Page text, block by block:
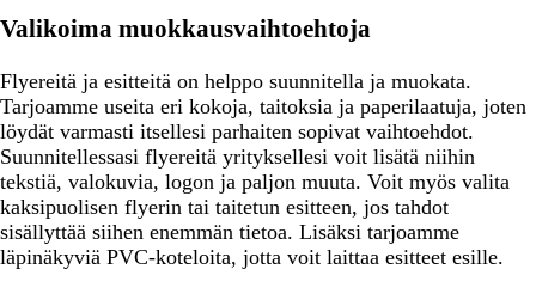
Valikoima muokkausvaihtoehtoja
Flyereitä ja esitteitä on helppo suunnitella ja muokata.
Tarjoamme useita eri kokoja, taitoksia ja paperilaatuja, joten
löydät varmasti itsellesi parhaiten sopivat vaihtoehdot.
Suunnitellessasi flyereitä yrityksellesi voit lisätä niihin
tekstiä, valokuvia, logon ja paljon muuta. Voit myös valita
kaksipuolisen flyerin tai taitetun esitteen, jos tahdot
sisällyttää siihen enemmän tietoa. Lisäksi tarjoamme
läpinäkyviä PVC-koteloita, jotta voit laittaa esitteet esille.